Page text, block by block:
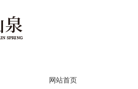
网站首页